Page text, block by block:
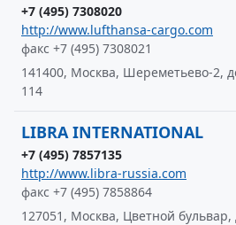
+7 (495) 7308020
http://www.lufthansa-cargo.com
факс +7 (495) 7308021
141400, Москва, Шереметьево-2,
114
LIBRA INTERNATIONAL
+7 (495) 7857135
http://www.libra-russia.com
факс +7 (495) 7858864
127051, Москва, Цветной бульвар,